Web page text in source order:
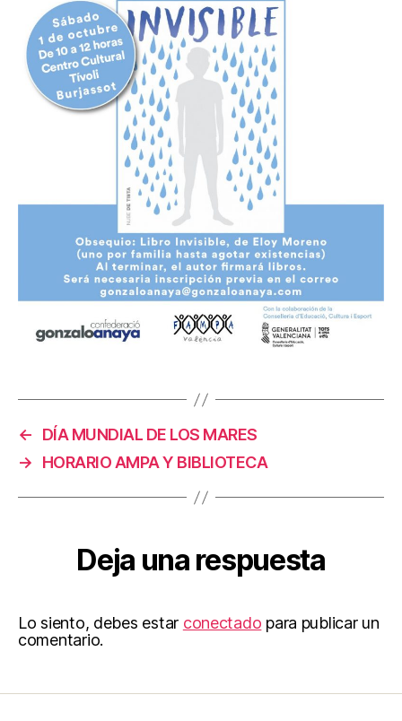
←
DÍA MUNDIAL DE LOS MARES
→
HORARIO AMPA Y BIBLIOTECA
Deja una respuesta
Lo siento, debes estar conectado para publicar un
comentario.